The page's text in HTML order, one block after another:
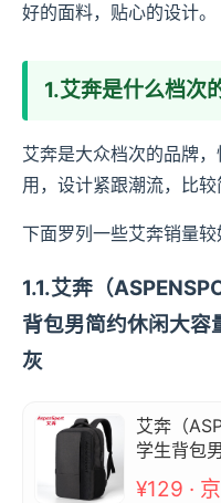
好的面料，贴心的设计。
1.艾奔是什么档次
艾奔是大众档次的品牌
用，设计紧跟潮流，比较
下面罗列一些艾奔销量较
1.1.艾奔（
背包男简约休闲大容
灰
艾奔（
学生背包
行包七夕
¥129 ·